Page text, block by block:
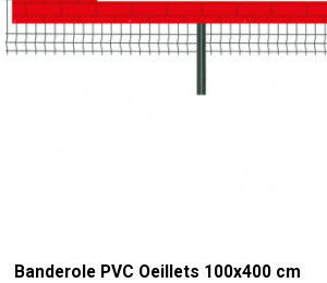
Banderole PVC Oeillets 100x400 cm